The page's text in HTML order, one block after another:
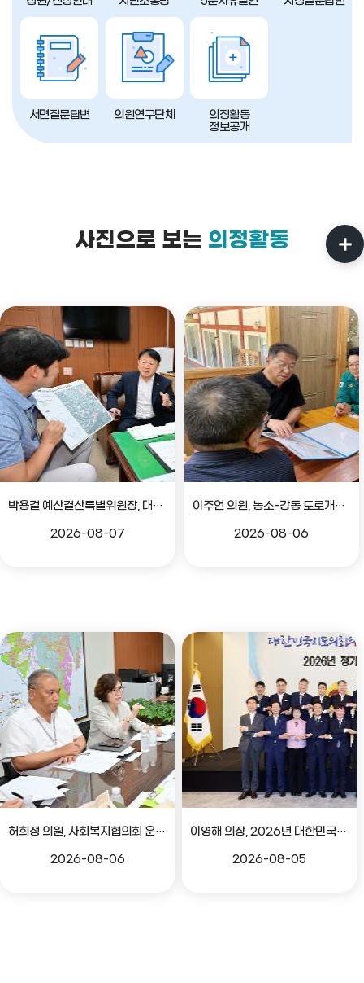
서면질문답변 의원연구단체
의정활동
정보공개
사진으로 보는 의정활동
박용걸 예산결산특별위원장, 대공원로 확장공사 현안점검 간담회
2026-08-07
이주언 의원, 농소-강동 도로개설 민원 현장 점검
2026-08-06
허희정 의원, 사회복지협의회 운영 관련 간담회
2026-08-06
이영해 의장, 2026년 대한민국시도의회의장협의회 정기회 참석
2026-08-05